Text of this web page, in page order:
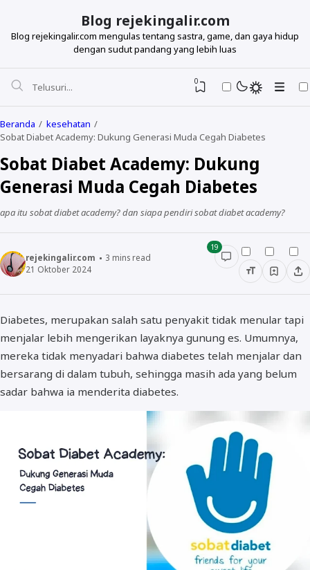
Blog rejekingalir.com
Blog rejekingalir.com mengulas tentang sastra, game, dan gaya hidup
dengan sudut pandang yang lebih luas
0
Beranda
kesehatan
Sobat Diabet Academy: Dukung Generasi Muda Cegah Diabetes
Sobat Diabet Academy: Dukung
Generasi Muda Cegah Diabetes
apa itu sobat diabet academy? dan siapa pendiri sobat diabet academy?
rejekingalir.com 3 mins read
21 Oktober 2024
19
Diabetes, merupakan salah satu penyakit tidak menular tapi
menjalar lebih mengerikan layaknya gunung es. Umumnya,
mereka tidak menyadari bahwa diabetes telah menjalar dan
bersarang di dalam tubuh, sehingga masih ada yang belum
sadar bahwa ia menderita diabetes.